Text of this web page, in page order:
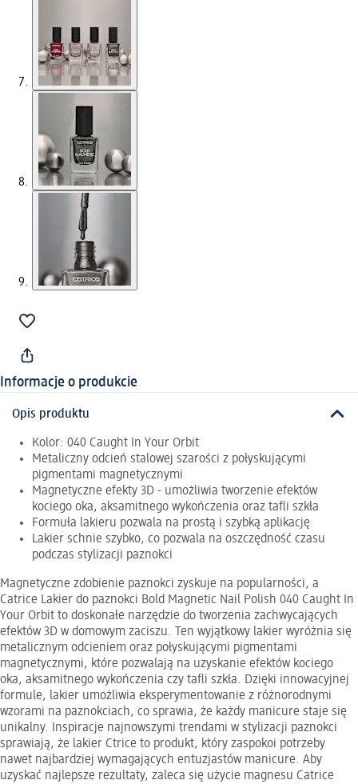
Informacje o produkcie
Opis produktu
Kolor: 040 Caught In Your Orbit
Metaliczny odcień stalowej szarości z połyskującymi
pigmentami magnetycznymi
Magnetyczne efekty 3D - umożliwia tworzenie efektów
kociego oka, aksamitnego wykończenia oraz tafli szkła
Formuła lakieru pozwala na prostą i szybką aplikację
Lakier schnie szybko, co pozwala na oszczędność czasu
podczas stylizacji paznokci
Magnetyczne zdobienie paznokci zyskuje na popularności, a
Catrice Lakier do paznokci Bold Magnetic Nail Polish 040 Caught In
Your Orbit to doskonałe narzędzie do tworzenia zachwycających
efektów 3D w domowym zaciszu. Ten wyjątkowy lakier wyróżnia się
metalicznym odcieniem oraz połyskującymi pigmentami
magnetycznymi, które pozwalają na uzyskanie efektów kociego
oka, aksamitnego wykończenia czy tafli szkła. Dzięki innowacyjnej
formule, lakier umożliwia eksperymentowanie z różnorodnymi
wzorami na paznokciach, co sprawia, że każdy manicure staje się
unikalny. Inspiracje najnowszymi trendami w stylizacji paznokci
sprawiają, że lakier Ctrice to produkt, który zaspokoi potrzeby
nawet najbardziej wymagających entuzjastów manicure. Aby
uzyskać najlepsze rezultaty, zaleca się użycie magnesu Catrice